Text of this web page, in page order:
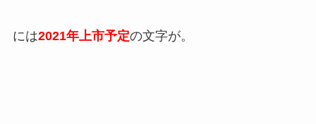
には2021年上市予定の文字が。